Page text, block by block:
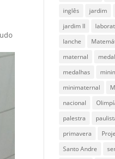
inglês
jardim
jardim II
lanche
maternal
medalhas
minimaternal
nacional
palestra
primavera
Santo Andre